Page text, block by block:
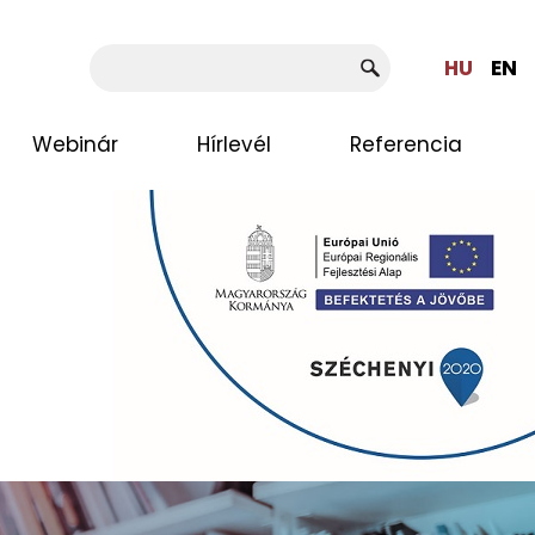
HU EN
Webinár Hírlevél Referencia